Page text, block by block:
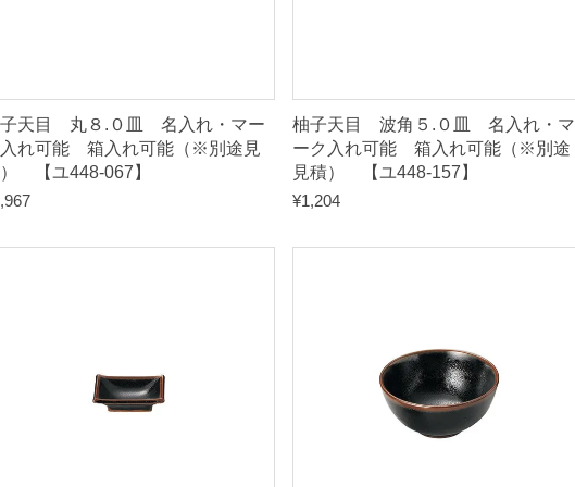
積
）
-
2
天目 丸８.０皿 名入れ・マー
入れ可能 箱入れ可能（※別途見
【ユ448-067】
柚子天目 波角５.０皿 名入れ・マ
ーク入れ可能 箱入れ可能（※別途
見積） 【ユ448-157】
¥1,204